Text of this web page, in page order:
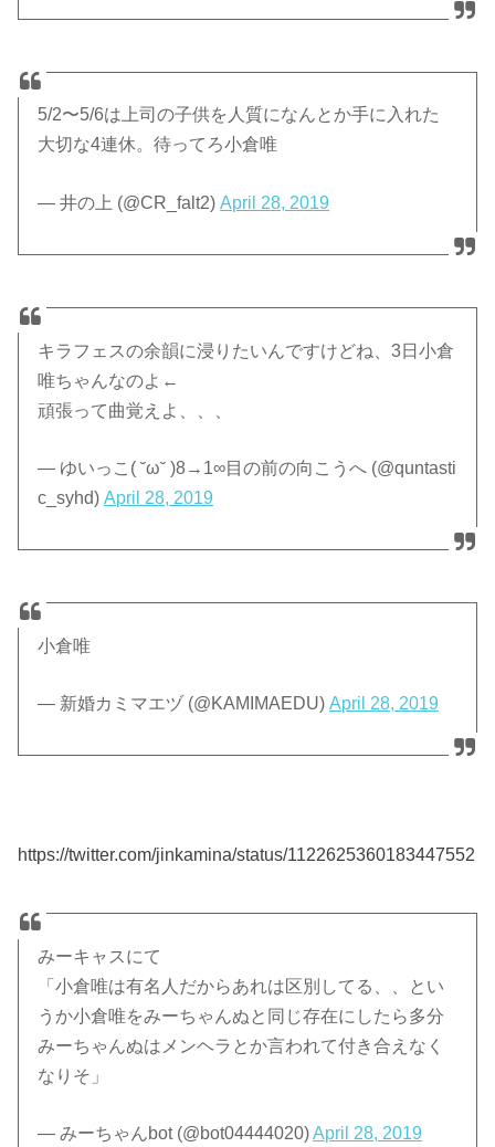
5/2〜5/6は上司の子供を人質になんとか手に入れた
大切な4連休。待ってろ小倉唯
— 井の上 (@CR_falt2)April 28, 2019
キラフェスの余韻に浸りたいんですけどね、3日小倉
唯ちゃんなのよ←
頑張って曲覚えよ、、、
— ゆいっこ( ˘ω˘ )8→1∞目の前の向こうへ (@quntasti
c_syhd)April 28, 2019
小倉唯
— 新婚カミマエヅ (@KAMIMAEDU)April 28, 2019
https://twitter.com/jinkamina/status/1122625360183447552
みーキャスにて
「小倉唯は有名人だからあれは区別してる、、とい
うか小倉唯をみーちゃんぬと同じ存在にしたら多分
みーちゃんぬはメンヘラとか言われて付き合えなく
なりそ」
— みーちゃんbot (@bot04444020)April 28, 2019